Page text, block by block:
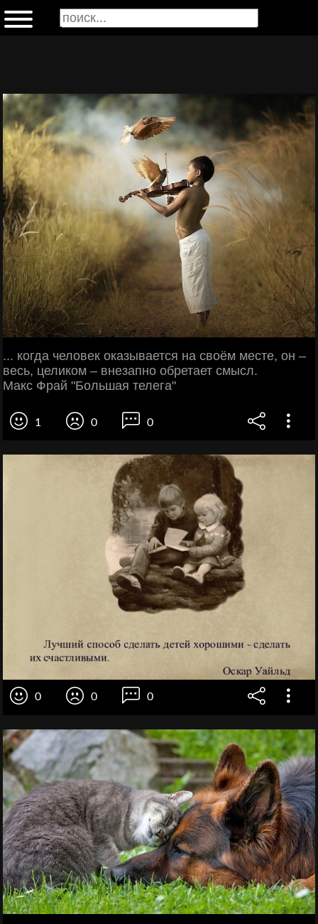
... когда человек оказывается на своём месте, он –
весь, целиком – внезапно обретает смысл.
Макс Фрай "Большая телега"
1 0 0
0 0 0